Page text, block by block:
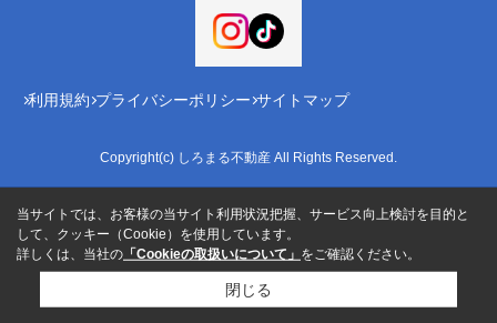
利用規約 プライバシーポリシー サイトマップ
Copyright(c) しろまる不動産 All Rights Reserved.
当サイトでは、お客様の当サイト利用状況把握、サービス向上検討を目的と
して、クッキー（Cookie）を使用しています。
詳しくは、当社の 「Cookieの取扱いについて」 をご確認ください。
閉じる